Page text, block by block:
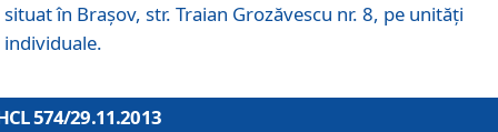
situat în Braşov, str. Traian Grozăvescu nr. 8, pe unităţi
individuale.
574/29.11.2013